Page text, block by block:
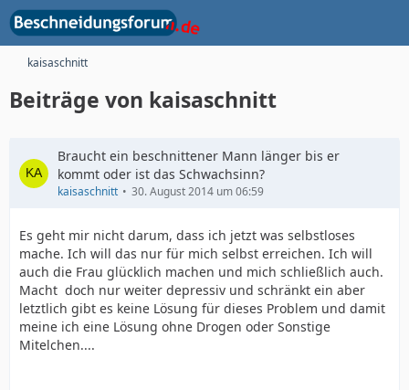
kaisaschnitt
Beiträge von kaisaschnitt
Braucht ein beschnittener Mann länger bis er
kommt oder ist das Schwachsinn?
kaisaschnitt 30. August 2014 um 06:59
Es geht mir nicht darum, dass ich jetzt was selbstloses
mache. Ich will das nur für mich selbst erreichen. Ich will
auch die Frau glücklich machen und mich schließlich auch.
Macht doch nur weiter depressiv und schränkt ein aber
letztlich gibt es keine Lösung für dieses Problem und damit
meine ich eine Lösung ohne Drogen oder Sonstige
Mitelchen....